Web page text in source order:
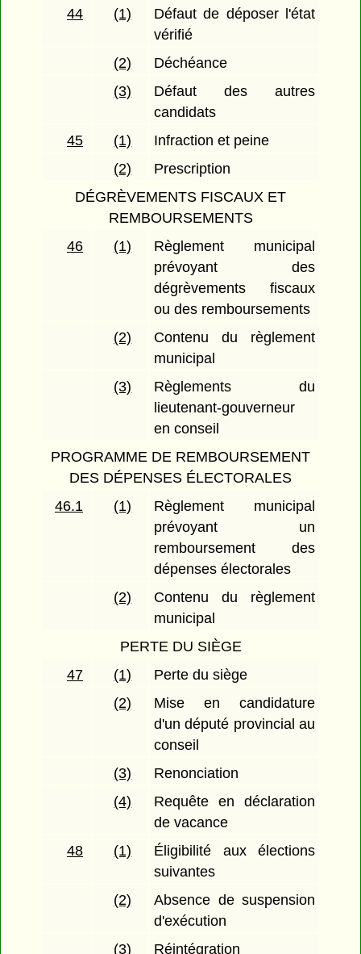
44
(1)
Défaut de déposer l'état
vérifié
(2)
Déchéance
(3)
Défaut des autres
candidats
45
(1)
Infraction et peine
(2)
Prescription
DÉGRÈVEMENTS FISCAUX ET
REMBOURSEMENTS
46
(1)
Règlement municipal
prévoyant des
dégrèvements fiscaux
ou des remboursements
(2)
Contenu du règlement
municipal
(3)
Règlements du
lieutenant-gouverneur
en conseil
PROGRAMME DE REMBOURSEMENT
DES DÉPENSES ÉLECTORALES
46.1
(1)
Règlement municipal
prévoyant un
remboursement des
dépenses électorales
(2)
Contenu du règlement
municipal
PERTE DU SIÈGE
47
(1)
Perte du siège
(2)
Mise en candidature
d'un député provincial au
conseil
(3)
Renonciation
(4)
Requête en déclaration
de vacance
48
(1)
Éligibilité aux élections
suivantes
(2)
Absence de suspension
d'exécution
(3)
Réintégration